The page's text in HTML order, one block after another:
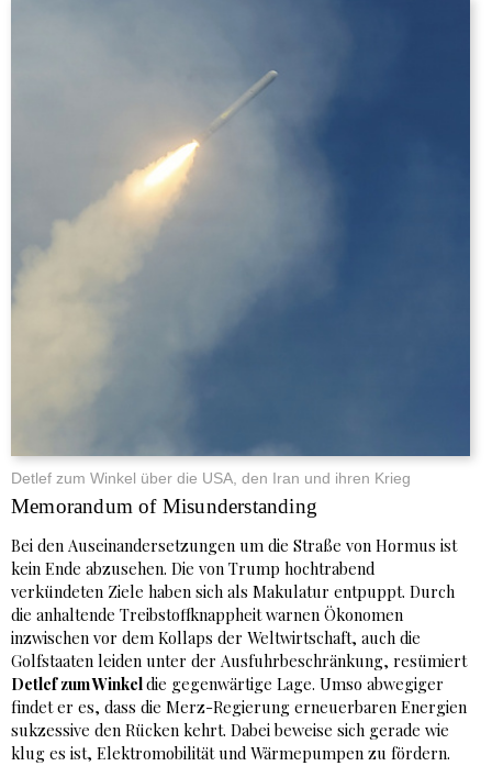
Detlef zum Winkel über die USA, den Iran und ihren Krieg
Memorandum of Misunderstanding
Bei den Auseinandersetzungen um die Straße von Hormus ist
kein Ende abzusehen. Die von Trump hochtrabend
verkündeten Ziele haben sich als Makulatur entpuppt. Durch
die anhaltende Treibstoffknappheit warnen Ökonomen
inzwischen vor dem Kollaps der Weltwirtschaft, auch die
Golfstaaten leiden unter der Ausfuhrbeschränkung, resümiert
Detlef zum Winkeldie gegenwärtige Lage. Umso abwegiger
findet er es, dass die Merz-Regierung erneuerbaren Energien
sukzessive den Rücken kehrt. Dabei beweise sich gerade wie
klug es ist, Elektromobilität und Wärmepumpen zu fördern.